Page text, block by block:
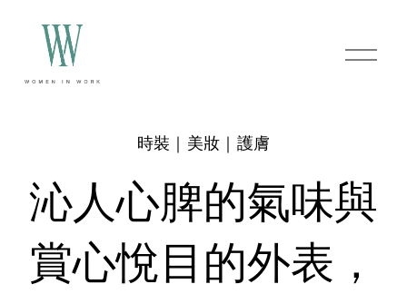
O
p
沁人心脾的氣味與
賞心悅目的外表，
時裝｜美妝｜護膚